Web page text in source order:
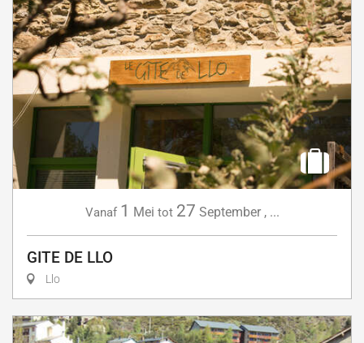
Vanaf 1 Mei tot 27 September, ...
GITE DE LLO
Llo